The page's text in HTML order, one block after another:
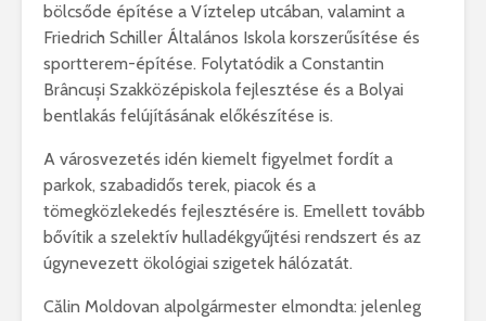
bölcsőde építése a Víztelep utcában, valamint a
Friedrich Schiller Általános Iskola korszerűsítése és
sportterem-építése. Folytatódik a Constantin
Brâncuși Szakközépiskola fejlesztése és a Bolyai
bentlakás felújításának előkészítése is.
A városvezetés idén kiemelt figyelmet fordít a
parkok, szabadidős terek, piacok és a
tömegközlekedés fejlesztésére is. Emellett tovább
bővítik a szelektív hulladékgyűjtési rendszert és az
úgynevezett ökológiai szigetek hálózatát.
Călin Moldovan alpolgármester elmondta: jelenleg